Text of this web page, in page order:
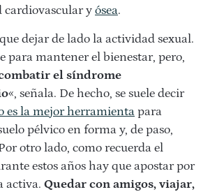
cardiovascular y ósea.
dejar de lado la actividad sexual.
para mantener el bienestar, pero,
el síndrome
«, señala. De hecho, se suele decir
es la mejor herramienta para
pélvico en forma y, de paso,
otro lado, como recuerda el
estos años hay que apostar por
activa. Quedar con amigos, viajar,